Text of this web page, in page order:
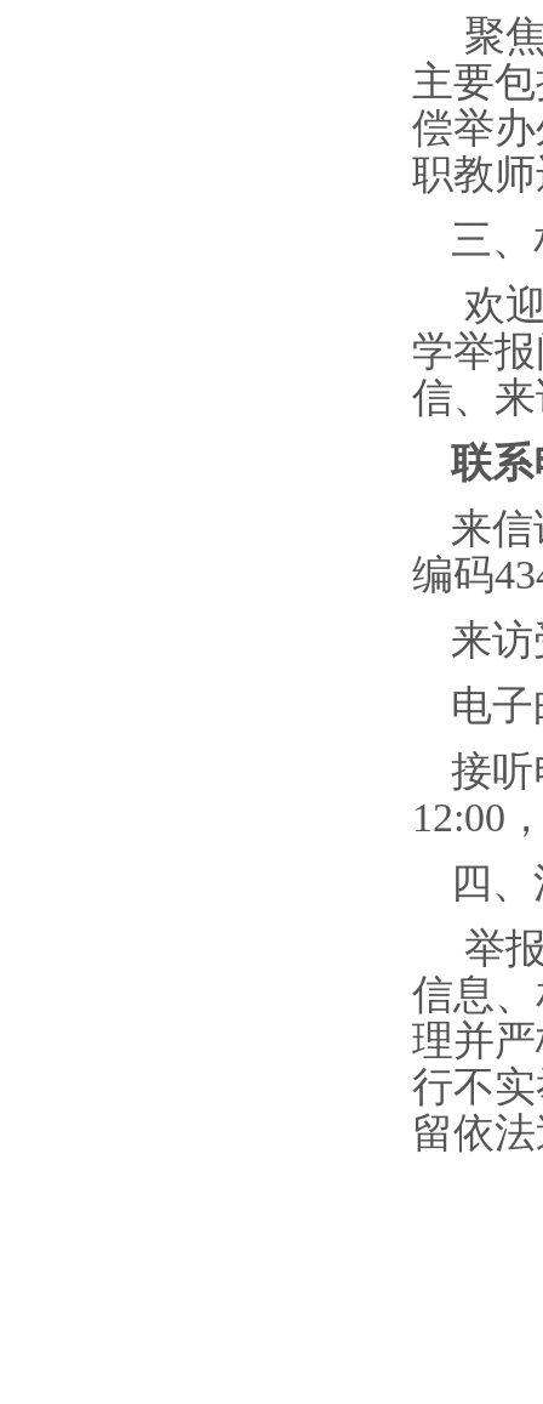
聚
主要
偿举
职教
三
欢
学举
信、
联
来
编码
来
电
接
12:00
四
举
信息
理并
行不
留依